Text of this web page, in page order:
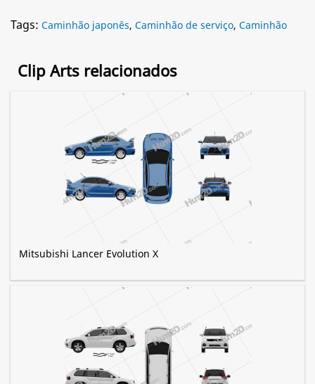
Tags: Caminhão japonês, Caminhão de serviço, Caminhão
Clip Arts relacionados
Mitsubishi Lancer Evolution X